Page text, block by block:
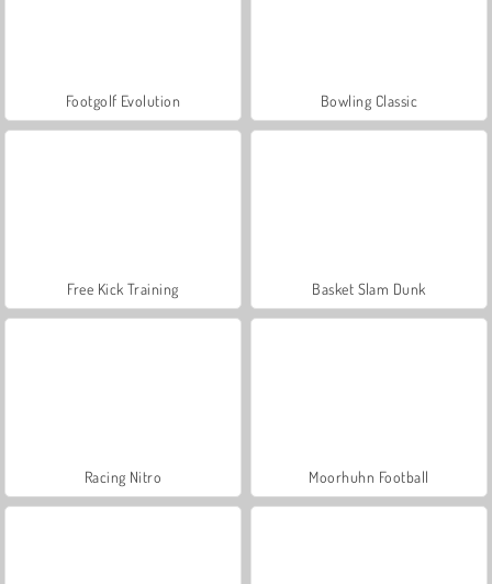
Footgolf Evolution Bowling Classic
Free Kick Training Basket Slam Dunk
Racing Nitro Moorhuhn Football